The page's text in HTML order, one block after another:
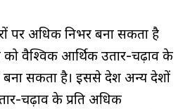
पर अधिक निर्भर बना सकता है
वैश्विक आर्थिक उतार-चढ़ाव के
सकता है। इससे देश अन्य देशों
चढ़ाव के प्रति अधिक